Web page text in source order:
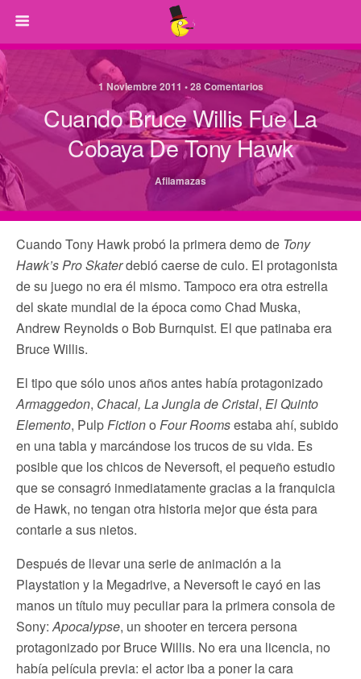
1 Noviembre 2011 • 28 Comentarios
Cuando Bruce Willis Fue La
Cobaya De Tony Hawk
Afilamazas
Cuando Tony Hawk probó la primera demo de Tony
Hawk’s Pro Skaterdebió caerse de culo. El protagonista
de su juego no era él mismo. Tampoco era otra estrella
del skate mundial de la época como Chad Muska,
Andrew Reynolds o Bob Burnquist. El que patinaba era
Bruce Willis.
El tipo que sólo unos años antes había protagonizado
Armaggedon, Chacal, La Jungla de Cristal, El Quinto
Elemento, PulpFictiono Four Roomsestaba ahí, subido
en una tabla y marcándose los trucos de su vida. Es
posible que los chicos de Neversoft, el pequeño estudio
que se consagró inmediatamente gracias a la franquicia
de Hawk, no tengan otra historia mejor que ésta para
contarle a sus nietos.
Después de llevar una serie de animación a la
Playstation y la Megadrive, a Neversoft le cayó en las
manos un título muy peculiar para la primera consola de
Sony:Apocalypse, un shooter en tercera persona
protagonizado por Bruce Willis. No era una licencia, no
había película previa: el actor iba a poner la cara